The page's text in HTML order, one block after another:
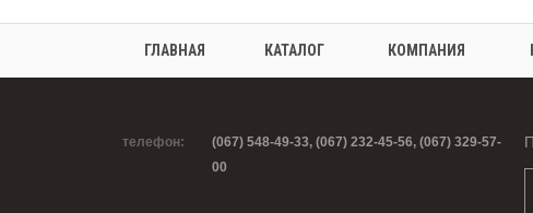
ГЛАВНАЯ КАТАЛОГ КОМПАНИЯ
телефон:
(067) 548-49-33, (067) 232-45-56, (067) 329-57-
00